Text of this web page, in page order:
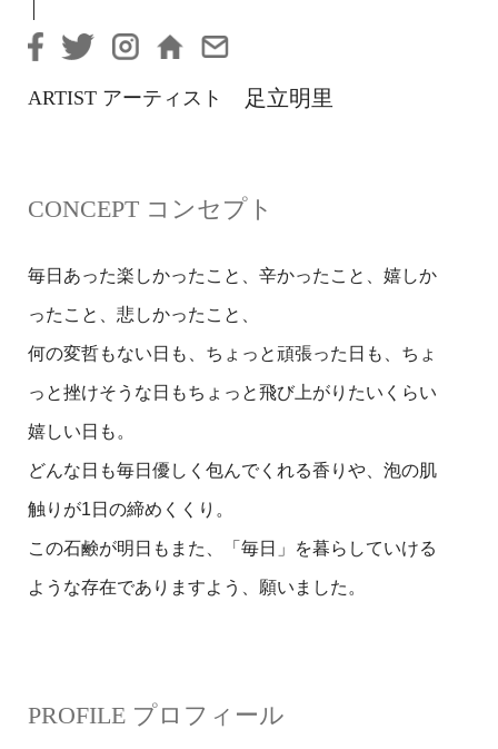
ARTIST アーティスト 足立明里
CONCEPT コンセプト
毎日あった楽しかったこと、辛かったこと、嬉しか
ったこと、悲しかったこと、
何の変哲もない日も、ちょっと頑張った日も、ちょ
っと挫けそうな日もちょっと飛び上がりたいくらい
嬉しい日も。
どんな日も毎日優しく包んでくれる香りや、泡の肌
触りが1日の締めくくり。
この石鹸が明日もまた、「毎日」を暮らしていける
ような存在でありますよう、願いました。
PROFILE プロフィール